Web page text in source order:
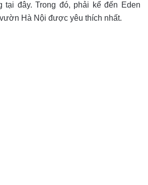
tại đây. Trong đó, phải kể đến Eden
Hà Nội được yêu thích nhất.